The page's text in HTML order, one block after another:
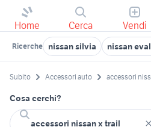
Home Cerca Vendi
Ricerche nissan silvia nissan
Subito Accessori auto accessori
Cosa cerchi?